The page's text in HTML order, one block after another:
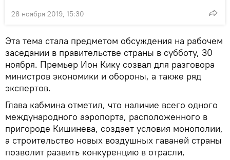
28 ноября 2019, 15:30
Эта тема стала предметом обсуждения на рабочем
заседании в правительстве страны в субботу, 30
ноября. Премьер Ион Кику созвал для разговора
министров экономики и обороны, а также ряд
экспертов.
Глава кабмина отметил, что наличие всего одного
международного аэропорта, расположенного в
пригороде Кишинева, создает условия монополии,
а строительство новых воздушных гаваней страны
позволит развить конкуренцию в отрасли,